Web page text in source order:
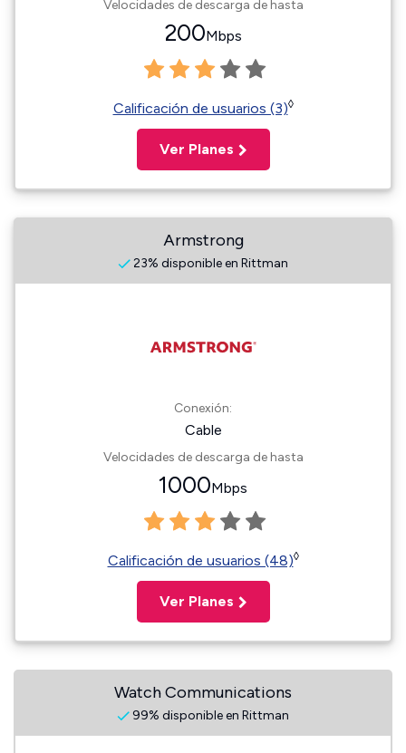
Velocidades de descarga de hasta
200Mbps
Calificación de usuarios (3)◊
Ver Planes
Armstrong
23% disponible en Rittman
Conexión:
Cable
Velocidades de descarga de hasta
1000Mbps
Calificación de usuarios (48)◊
Ver Planes
Watch Communications
99% disponible en Rittman